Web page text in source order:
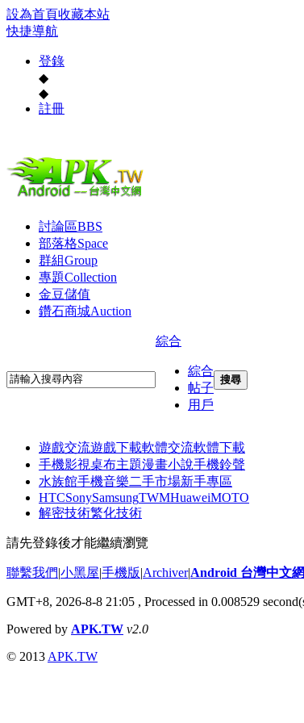
設為首頁收藏本站
快捷導航
登錄
◆
◆
註冊
討論區BBS
部落格Space
群組Group
專題Collection
金豆儲值
鑽石商城Auction
綜合
綜合
帖子
用戶
搜尋
遊戲交流遊戲下載軟體交流軟體下載
手機影視桌布主題漫畫小說手機鈴聲
水族館手機音樂二手市場新手專區
HTCSonySamsungTWMHuaweiMOTO
解密技術繁化技術
請先登錄後才能繼續瀏覽
聯繫我們|小黑屋|手機版|Archiver|Android 台灣中文網
GMT+8, 2026-8-8 21:05 , Processed in 0.008529
Powered by APK.TW v2.0
© 2013 APK.TW